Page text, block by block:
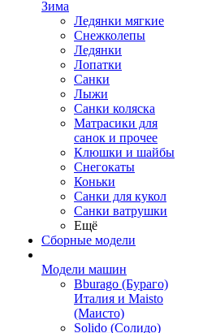
Зима
Ледянки мягкие
Снежколепы
Ледянки
Лопатки
Санки
Лыжи
Санки коляска
Матрасики для
санок и прочее
Клюшки и шайбы
Снегокаты
Коньки
Санки для кукол
Санки ватрушки
Ещё
Сборные модели
Модели машин
Bburago (Бураго)
Италия и Maisto
(Маисто)
Solido (Солидо)